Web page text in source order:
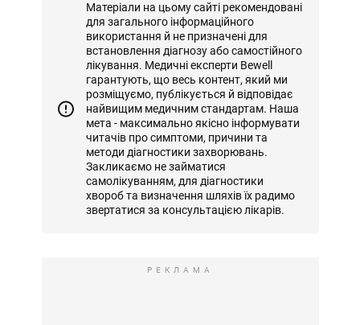
Матеріали на цьому сайті рекомендовані
для загального інформаційного
використання й не призначені для
встановлення діагнозу або самостійного
лікування. Медичні експерти Bewell
гарантують, що весь контент, який ми
розміщуємо, публікується й відповідає
найвищим медичним стандартам. Наша
мета - максимально якісно інформувати
читачів про симптоми, причини та
методи діагностики захворювань.
Закликаємо не займатися
самолікуванням, для діагностики
хвороб та визначення шляхів їх радимо
звертатися за консультацією лікарів.
РЕКЛАМА